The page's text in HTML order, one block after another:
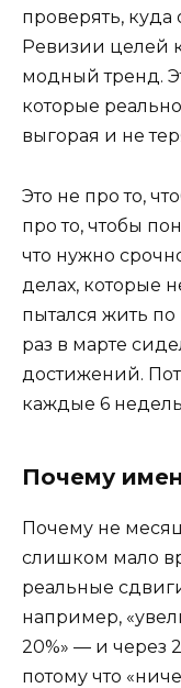
проверять,
Ревизии целей
модный тренд.
которые
выгорая и не
Это не про то,
про то, чтобы
что нужно
делах, которые
пытался жить
раз в марте
достижений.
каждые 6
Почему
Почему не
слишком мало
реальные
например,
20%» — и через
потому что